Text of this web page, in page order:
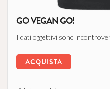
GO VEGAN GO!
I dati oggettivi sono
ACQUISTA